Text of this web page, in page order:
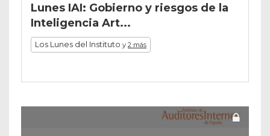
Lunes IAI: Gobierno y riesgos de la
Inteligencia Art...
Los Lunes del Instituto y 2 más